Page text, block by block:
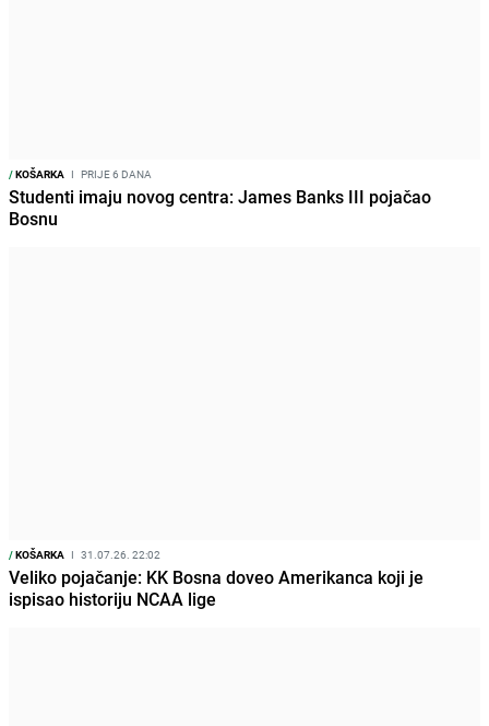
/KOŠARKA I PRIJE 6 DANA
Studenti imaju novog centra: James Banks III pojačao
Bosnu
/KOŠARKA I 31.07.26. 22:02
Veliko pojačanje: KK Bosna doveo Amerikanca koji je
ispisao historiju NCAA lige